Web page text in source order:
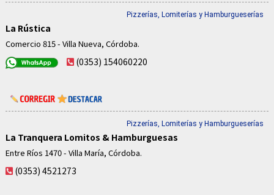
Pizzerías, Lomiterías y Hamburgueserías
La Rústica
Comercio 815 - Villa Nueva, Córdoba.
(0353) 154060220
Pizzerías, Lomiterías y Hamburgueserías
La Tranquera Lomitos & Hamburguesas
Entre Ríos 1470 - Villa María, Córdoba.
(0353) 4521273